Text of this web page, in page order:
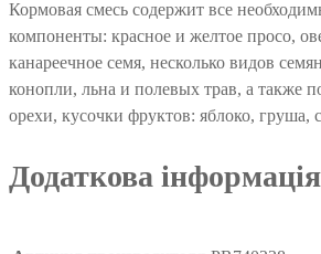
Кормовая смесь содержит все
компоненты: красное и желтое просо,
канареечное семя, несколько видов
конопли, льна и полевых трав, а также
орехи, кусочки фруктов: яблоко, груша,
Додаткова інформація